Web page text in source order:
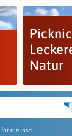
Natur
für die Insel